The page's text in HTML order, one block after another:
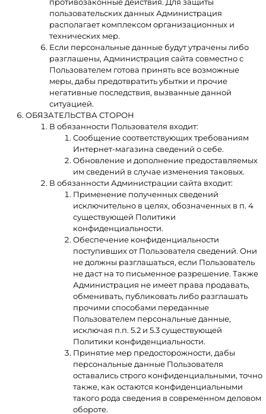
пользовательских данных Администрация
располагает комплексом организационных и
технических мер.
Если персональные данные будут утрачены либо
разглашены, Администрация сайта совместно с
Пользователем готова принять все возможные
меры, дабы предотвратить убытки и прочие
негативные последствия, вызванные данной
ситуацией.
ОБЯЗАТЕЛЬСТВА СТОРОН
В обязанности Пользователя входит:
Сообщение соответствующих требованиям
Интернет-магазина сведений о себе.
Обновление и дополнение предоставляемых
им сведений в случае изменения таковых.
В обязанности Администрации сайта входит:
Применение полученных сведений
исключительно в целях, обозначенных в п. 4
существующей Политики
конфиденциальности.
Обеспечение конфиденциальности
поступивших от Пользователя сведений. Они
не должны разглашаться, если Пользователь
не даст на то письменное разрешение. Также
Администрация не имеет права продавать,
обменивать, публиковать либо разглашать
прочими способами переданные
Пользователем персональные данные,
исключая п.п. 5.2 и 5.3 существующей
Политики конфиденциальности.
Принятие мер предосторожности, дабы
персональные данные Пользователя
оставались строго конфиденциальными, точно
также, как остаются конфиденциальными
такого рода сведения в современном деловом
обороте.